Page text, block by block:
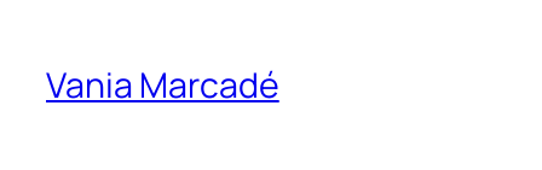
Vania Marcadé